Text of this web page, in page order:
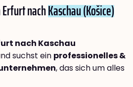
nachKaschau (Košice)
nach Kaschau
suchst ein professionelles &
, das sich um alles